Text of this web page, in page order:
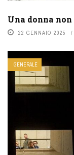
Una donna
22 GENNAIO 2025
GENERALE